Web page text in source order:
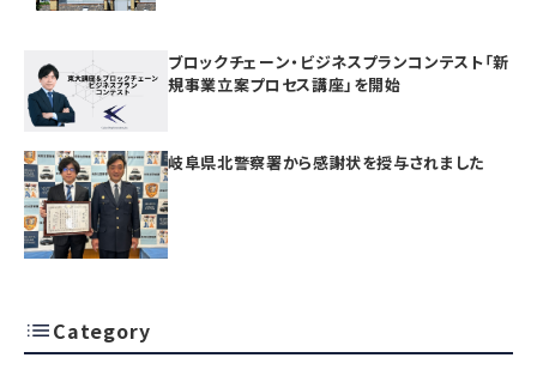
ブロックチェーン・ビジネスプランコンテスト「新
規事業立案プロセス講座」を開始
岐阜県北警察署から感謝状を授与されました
Category